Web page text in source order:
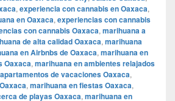
, experiencia con cannabis en Oaxaca,
en Oaxaca, experiencias con cannabis
con cannabis Oaxaca, marihuana a
de alta calidad Oaxaca, marihuana
en Airbnbs de Oaxaca, marihuana en
Oaxaca, marihuana en ambientes relajados
de vacaciones Oaxaca,
, marihuana en fiestas Oaxaca,
de playas Oaxaca, marihuana en